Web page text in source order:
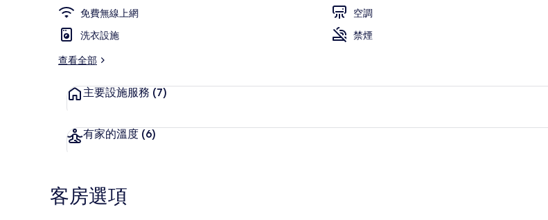
免費無線上網
空調
洗衣設施
禁煙
查看全部
主要設施服務 (7)
有家的溫度 (6)
客房選項